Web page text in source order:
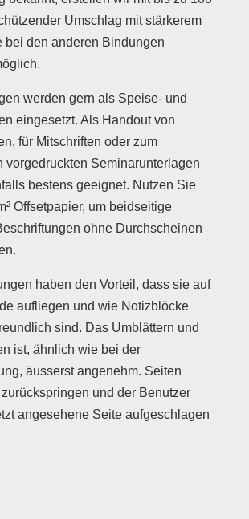
Umschlag mit stärkerem
bei den anderen Bindungen
werden gern als Speise- und
eingesetzt. Als Handout von
für Mitschriften oder zum
vorgedruckten Seminarunterlagen
bestens geeignet. Nutzen Sie
Offsetpapier, um beidseitige
ohne Durchscheinen
haben den Vorteil, dass sie auf
aufliegen und wie Notizblöcke
sind. Das Umblättern und
ist, ähnlich wie bei der
äusserst angenehm. Seiten
und der Benutzer
angesehene Seite aufgeschlagen